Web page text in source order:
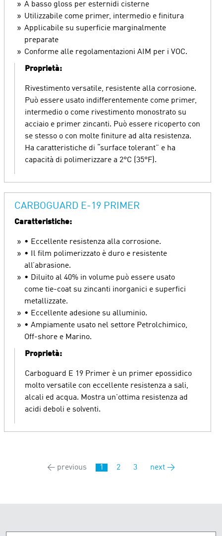
A basso gloss per esternidi cisterne
Utilizzabile come primer, intermedio e finitura
Applicabile su superficie marginalmente
preparate
Conforme alle regolamentazioni AIM per i VOC.
Proprietà:
Rivestimento versatile, resistente alla corrosione.
Può essere usato indifferentemente come primer,
intermedio o come rivestimento monostrato su
acciaio e primer zincanti. Può essere ricoperto con
se stesso o con molte finiture ad alta resistenza.
Ha caratteristiche di “surface tolerant” e ha
capacità di polimerizzare a 2°C (35°F).
CARBOGUARD E-19 PRIMER
Caratteristiche:
• Eccellente resistenza alla corrosione.
• Il film polimerizzato è duro e resistente
all’abrasione.
• Diluito al 40% in volume può essere usato
come tie-coat su zincanti inorganici e superfici
metallizzate.
• Eccellente adesione su alluminio.
• Ampiamente usato nel settore Petrolchimico,
Off-shore e Marino.
Proprietà:
Carboguard E 19 Primer è un primer epossidico
molto versatile con eccellente resistenza a sali,
alcali ed acqua. Mostra un'ottima resistenza ad
acidi deboli e solventi.
← previous 1 2 3 next →